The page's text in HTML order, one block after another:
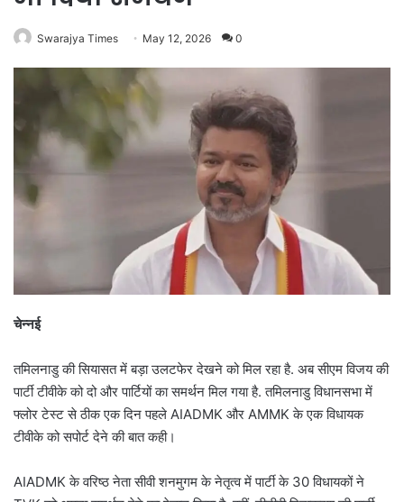
Swarajya Times May 12, 2026 0
चेन्नई
तमिलनाडु की सियासत में बड़ा उलटफेर देखने को मिल रहा है. अब सीएम विजय की
पार्टी टीवीके को दो और पार्टियों का समर्थन मिल गया है. तमिलनाडु विधानसभा में
फ्लोर टेस्ट से ठीक एक दिन पहले AIADMK और AMMK के एक विधायक
टीवीके को सपोर्ट देने की बात कही।
AIADMK के वरिष्ठ नेता सीवी शनमुगम के नेतृत्व में पार्टी के 30 विधायकों ने